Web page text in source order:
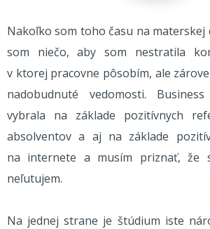
Nakoľko som toho času na materskej
som niečo, aby som nestratila
v ktorej pracovne pôsobím, ale
nadobudnuté vedomosti.
vybrala na základe pozitívnych
absolventov a aj na základe
na internete a musím priznať, že
neľutujem.
Na jednej strane je štúdium iste